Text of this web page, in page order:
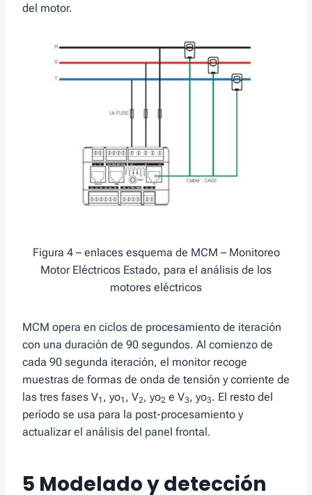
del motor.
Figura 4 – enlaces esquema de MCM – Monitoreo
Motor Eléctricos Estado, para el análisis de los
motores eléctricos
MCM opera en ciclos de procesamiento de iteración
con una duración de 90 segundos. Al comienzo de
cada 90 segunda iteración, el monitor recoge
muestras de formas de onda de tensión y corriente de
las tres fases V1 , yo1 , V2, yo2 e V3, yo3. El resto del
período se usa para la post-procesamiento y
actualizar el análisis del panel frontal.
5 Modelado y detección